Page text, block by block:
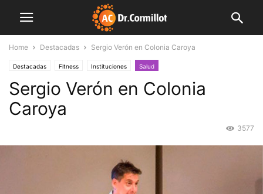
Home Destacadas Sergio Verón en Colonia Caroya
Destacadas Fitness Instituciones Salud
Sergio Verón en Colonia
Caroya
3577